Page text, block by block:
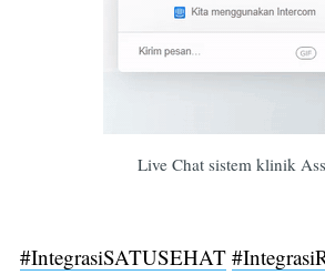
Live Chat sistem klinik
#IntegrasiSATUSEHAT